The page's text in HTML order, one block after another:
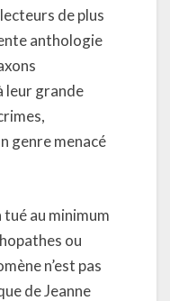
de plus
anthologie
leur grande
genre menacé
tué au minimum
ou
n’est pas
de Jeanne